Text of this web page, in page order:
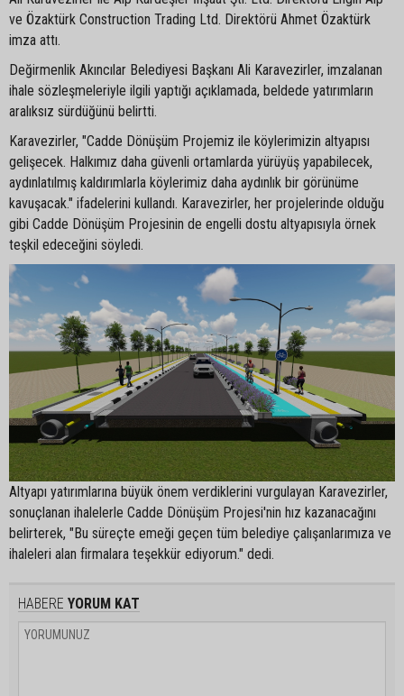
ve Özaktürk Construction Trading Ltd. Direktörü Ahmet Özaktürk
imza attı.
Değirmenlik Akıncılar Belediyesi Başkanı Ali Karavezirler, imzalanan
ihale sözleşmeleriyle ilgili yaptığı açıklamada, beldede yatırımların
aralıksız sürdüğünü belirtti.
Karavezirler, "Cadde Dönüşüm Projemiz ile köylerimizin altyapısı
gelişecek. Halkımız daha güvenli ortamlarda yürüyüş yapabilecek,
aydınlatılmış kaldırımlarla köylerimiz daha aydınlık bir görünüme
kavuşacak." ifadelerini kullandı. Karavezirler, her projelerinde olduğu
gibi Cadde Dönüşüm Projesinin de engelli dostu altyapısıyla örnek
teşkil edeceğini söyledi.
Altyapı yatırımlarına büyük önem verdiklerini vurgulayan Karavezirler,
sonuçlanan ihalelerle Cadde Dönüşüm Projesi'nin hız kazanacağını
belirterek, "Bu süreçte emeği geçen tüm belediye çalışanlarımıza ve
ihaleleri alan firmalara teşekkür ediyorum." dedi.
HABERE YORUM KAT